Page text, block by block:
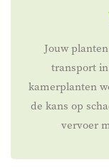
Jouw
transport
kamerplanten
de kans op
vervoer